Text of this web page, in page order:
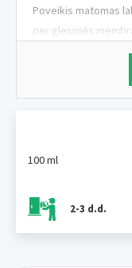
100 ml
2-3 d.d.
Poveikis matomas
per gleivinės
Greitai patenka į
labai geros
augimo ir
parodos,